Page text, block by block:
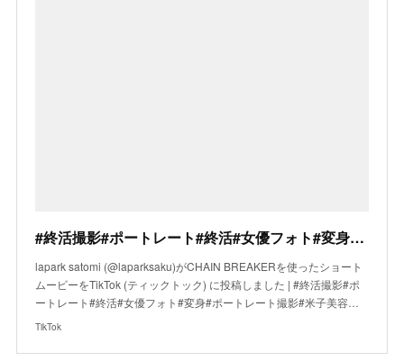
#終活撮影#ポートレート#終活#女優フォト#変身#ポートレート撮影#米子美容室#鳥取県米子市#美容室#ヘアメイク#lapark*SAKU
lapark satomi (@laparksaku)がCHAIN BREAKERを使ったショート
ムービーをTikTok (ティックトック) に投稿しました | #終活撮影#ポ
ートレート#終活#女優フォト#変身#ポートレート撮影#米子美容…
TikTok